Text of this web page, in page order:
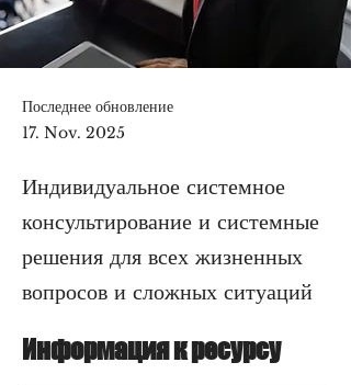
Последнее обновление
17. Nov. 2025
Индивидуальное системное
консультирование и системные
решения для всех жизненных
вопросов и сложных ситуаций
Информация к ресурсу